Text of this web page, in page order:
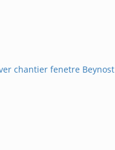
chantier fenetre Beynost